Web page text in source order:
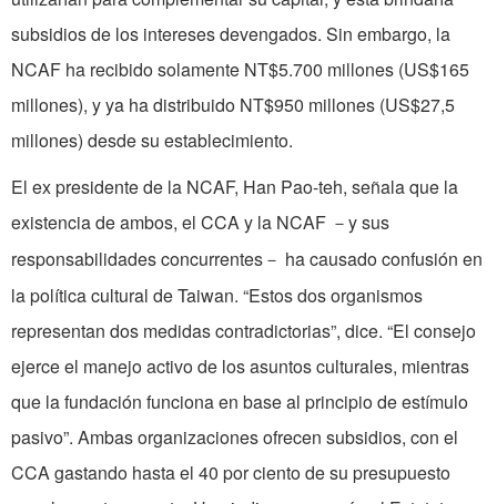
subsidios de los intereses devengados. Sin embargo, la
NCAF ha recibido solamente NT$5.700 millones (US$165
millones), y ya ha distribuido NT$950 millones (US$27,5
millones) desde su establecimiento.
El ex presidente de la NCAF, Han Pao-teh, señala que la
existencia de ambos, el CCA y la NCAF － ­y sus
responsabilidades concurrentes － ­ ha causado confusión en
la política cultural de Taiwan. “Estos dos organismos
representan dos medidas contradictorias”, dice. “El consejo
ejerce el manejo activo de los asuntos culturales, mientras
que la fundación funciona en base al principio de estímulo
pasivo”. Ambas organizaciones ofrecen subsidios, con el
CCA gastando hasta el 40 por ciento de su presupuesto